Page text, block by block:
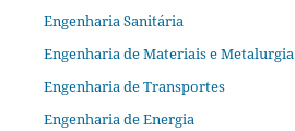
Engenharia Sanitária
Engenharia de Materiais e Metalurgia
Engenharia de Transportes
Engenharia de Energia